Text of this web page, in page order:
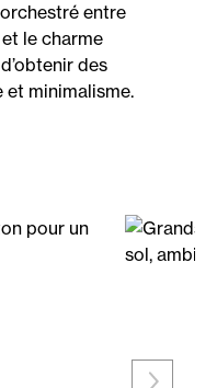
entre
et le charme
des
et minimalisme.